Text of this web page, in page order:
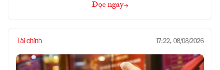
Đọc ngay
Tài chính 17:22, 08/08/2026